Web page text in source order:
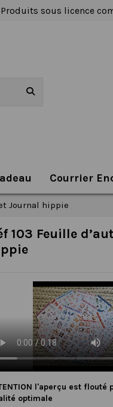
sous licence
Courrier
Journal hippie
103 Feuille
l'aperçu est
optimale